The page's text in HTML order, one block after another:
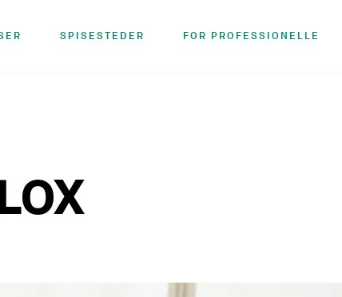
SPISESTEDER FOR PROFESSIONELLE